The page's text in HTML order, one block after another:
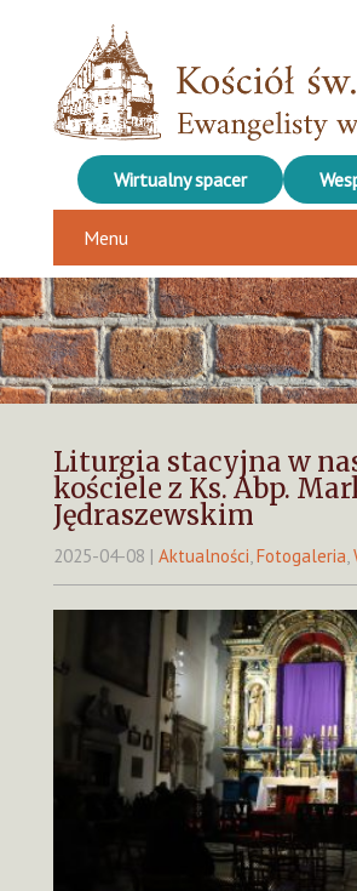
Wirtualny spacer
Menu
Liturgia stacyjna w
kościele z Ks. Abp.
Jędraszewskim
2025-04-08 | Aktualności Fotogaleria